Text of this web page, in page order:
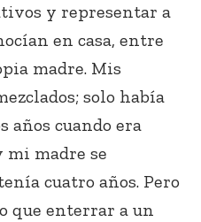
y representar a
en casa, entre
madre. Mis
solo había
años cuando era
mi madre se
cuatro años. Pero
que enterrar a un